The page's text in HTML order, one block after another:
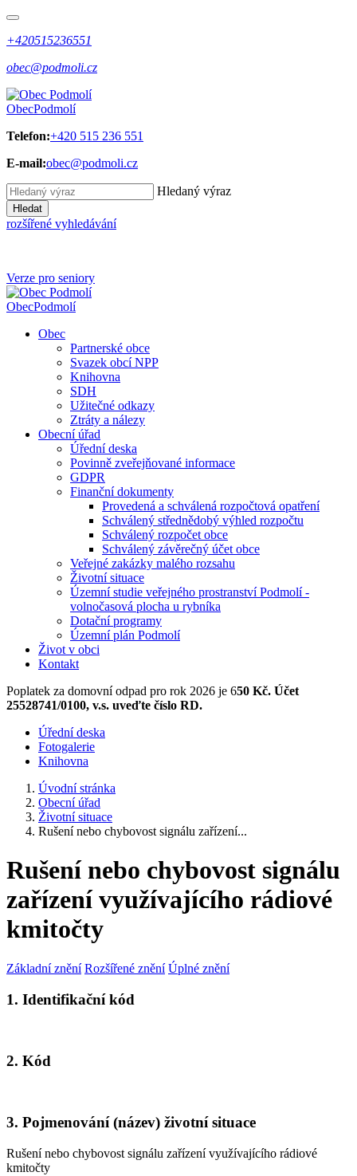
+420515236551
obec@podmoli.cz
ObecPodmolí
Telefon:+420 515 236 551
E-mail:obec@podmoli.cz
Hledaný výraz
Hledat
rozšířené vyhledávání
Verze pro seniory
ObecPodmolí
Obec
Partnerské obce
Svazek obcí NPP
Knihovna
SDH
Užitečné odkazy
Ztráty a nálezy
Obecní úřad
Úřední deska
Povinně zveřejňované informace
GDPR
Finanční dokumenty
Provedená a schválená rozpočtová opatření
Schválený střednědobý výhled rozpočtu
Schválený rozpočet obce
Schválený závěrečný účet obce
Veřejné zakázky malého rozsahu
Životní situace
Územní studie veřejného prostranství Podmolí -
volnočasová plocha u rybníka
Dotační programy
Územní plán Podmolí
Život v obci
Kontakt
Poplatek za domovní odpad pro rok 2026 je 650 Kč. Účet
25528741/0100, v.s. uveďte číslo RD.
Úřední deska
Fotogalerie
Knihovna
Úvodní stránka
Obecní úřad
Životní situace
Rušení nebo chybovost signálu zařízení...
Rušení nebo chybovost signálu
zařízení využívajícího rádiové
kmitočty
Základní znění Rozšířené znění Úplné znění
1. Identifikační kód
2. Kód
3. Pojmenování (název) životní situace
Rušení nebo chybovost signálu zařízení využívajícího rádiové
kmitočty